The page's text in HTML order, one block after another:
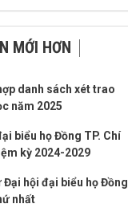
MỚI HƠN
danh sách xét trao
năm 2025
biểu họ Đồng TP. Chí
kỳ 2024-2029
Đại hội đại biểu họ Đồng
nhất